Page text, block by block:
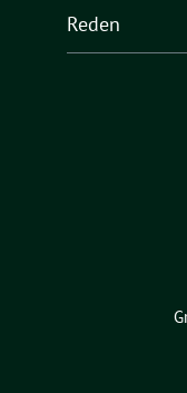
Reden